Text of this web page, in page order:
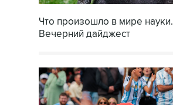
Что произошло в мире науки.
Вечерний дайджест